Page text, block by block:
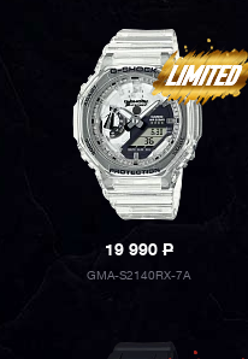
19 990P
GMA-S2140RX-7A